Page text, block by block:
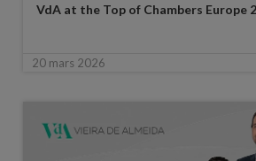
VdA at the Top of Chambers Europe
20 mars 2026